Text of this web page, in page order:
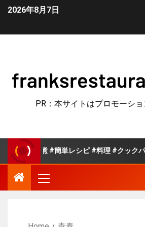
2026年8月7日
PR：本サイトはプロモーシ
レシピ #料理 #クックパッド